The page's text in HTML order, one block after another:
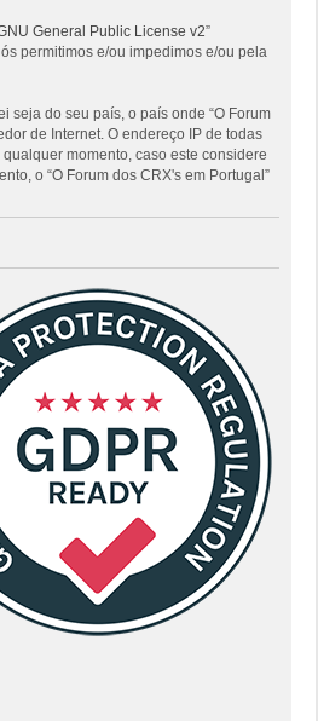
General Public License v2”
permitimos e/ou impedimos e/ou pela
do seu país, o país onde “O Forum
de Internet. O endereço IP de todas
momento, caso este considere
o “O Forum dos CRX's em Portugal”